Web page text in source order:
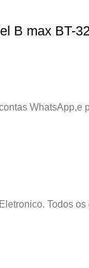
B max BT-
Todos os